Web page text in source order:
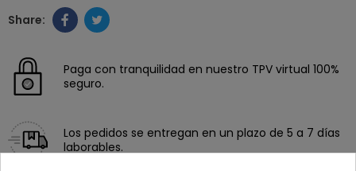
Paga con tranquilidad en nuestro TPV virtual 100%
seguro.
Los pedidos se entregan en un plazo de 5 a 7 días
laborables.